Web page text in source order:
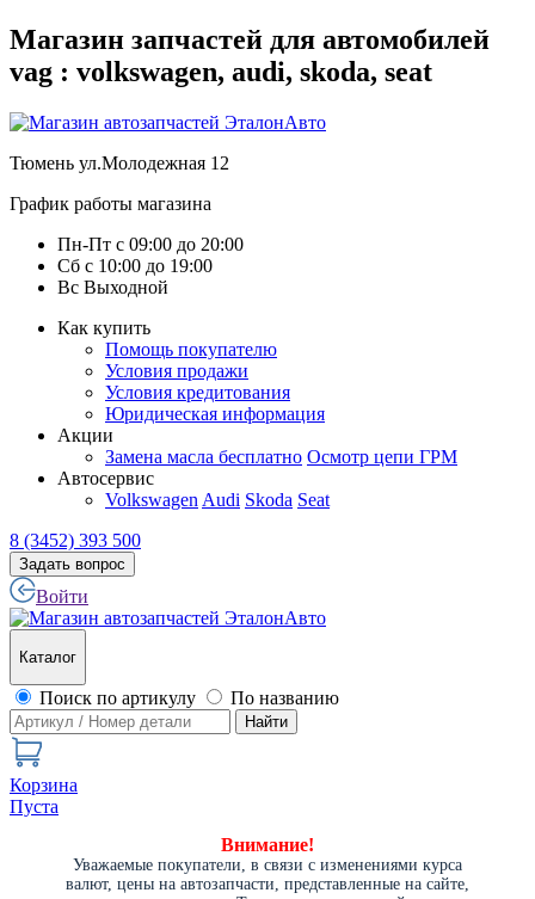
Магазин запчастей для автомобилей
vag : volkswagen, audi, skoda, seat
Тюмень ул.Молодежная 12
График работы магазина
Пн-Пт с 09:00 до 20:00
Сб с 10:00 до 19:00
Вс Выходной
Как купить
Помощь покупателю
Условия продажи
Условия кредитования
Юридическая информация
Акции
Замена масла бесплатно Осмотр цепи ГРМ
Автосервис
Volkswagen Audi Skoda Seat
8 (3452) 393 500
Задать вопрос
Войти
Каталог
Поиск по артикулу По названию
Найти
Корзина
Пуста
Внимание!
Уважаемые покупатели, в связи с изменениями курса
валют, цены на автозапчасти, представленные на сайте,